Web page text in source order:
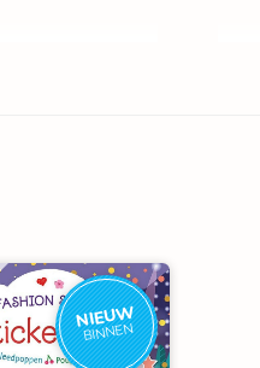
NIEUW
BINNEN